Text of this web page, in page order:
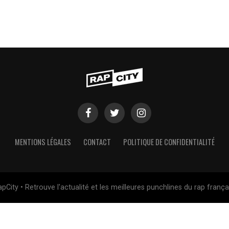
MENTIONS LÉGALES CONTACT POLITIQUE DE CONFIDENTIALITÉ
• Retrouve l'actualité et les meilleures punchlines du rap